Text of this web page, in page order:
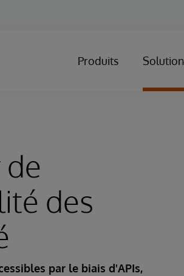
Produits
de
des
par le biais d'APIs,